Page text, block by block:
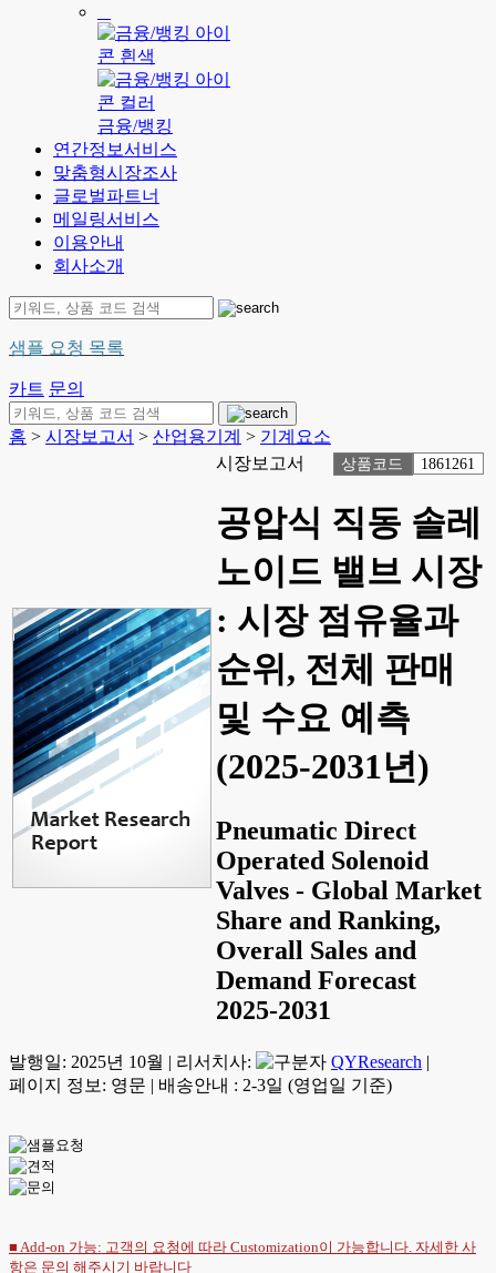
금융/뱅킹
연간정보서비스
맞춤형시장조사
글로벌파트너
메일링서비스
이용안내
회사소개
샘플 요청 목록
카트 문의
홈 > 시장보고서 > 산업용기계 > 기계요소
시장보고서
상품코드 1861261
공압식 직동 솔레
노이드 밸브 시장
: 시장 점유율과
순위, 전체 판매
및 수요 예측
(2025-2031년)
Pneumatic Direct
Operated Solenoid
Valves - Global Market
Share and Ranking,
Overall Sales and
Demand Forecast
2025-2031
발행일: 2025년 10월 | 리서치사: QYResearch |
페이지 정보: 영문 | 배송안내 : 2-3일 (영업일 기준)
■ Add-on 가능: 고객의 요청에 따라 Customization이 가능합니다. 자세한 사
항은 문의 해주시기 바랍니다